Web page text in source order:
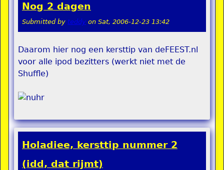
Nog 2 dagen
Submitted by teddy on Sat, 2006-12-23 13:42
Daarom hier nog een kersttip van deFEEST.nl
voor alle ipod bezitters (werkt niet met de
Shuffle)
Holadiee, kersttip nummer 2
(idd, dat rijmt)